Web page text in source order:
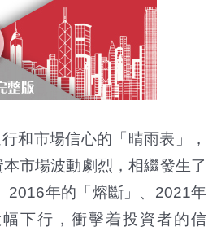
和市場信心的「晴雨表」，
市場波動劇烈，相繼發生了
2016年的「熔斷」、2021年
下行，衝擊着投資者的信